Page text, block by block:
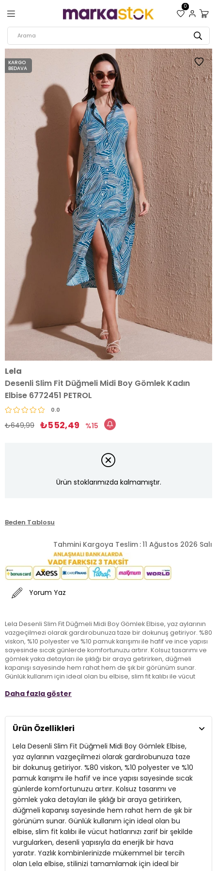
0
KARGO
BEDAVA
Lela
Desenli Slim Fit Düğmeli Midi Boy Gömlek Kadın
Elbise 6772451 PETROL
0.0
₺649,99 ₺552,49 15
Ürün stoklarımızda kalmamıştır.
Beden Tablosu
Tahmini Kargoya Teslim :11 Ağustos 2026 Salı
Yorum Yaz
Lela Desenli Slim Fit Düğmeli Midi Boy Gömlek Elbise, yaz aylarının
vazgeçilmezi olarak gardırobunuza taze bir dokunuş getiriyor. %80
viskon, %10 polyester ve %10 pamuk karışımı ile hafif ve ince yapısı
sayesinde sıcak günlerde komfortunuzu artırır. Kolsuz tasarımı ve
gömlek yaka detayları ile şıklığı bir araya getirirken, düğmeli
kapanışı sayesinde hem rahat hem de şık bir görünüm sunar.
Günlük kullanım için ideal olan bu elbise, slim fit kalıbı ile vücut
bir hava yaratır. Yazlık kombinlerinizde mükemmel bir tercih olan
Model:Elbise
Giyim Tarzı:Günlük/Casual
Desen: Desenli
Mevsim:Yazlık
Materyal: % 80 Viskon % 10 Polyester % 10 Pamuk
Yaka Tipi: Gömlek Yaka
Kapama Şekli:Düğmeli
Kol Tipi:Kolsuz
Uzunluk:Midi
Daha fazla göster
Ürün Özellikleri
Lela Desenli Slim Fit Düğmeli Midi Boy Gömlek Elbise,
yaz aylarının vazgeçilmezi olarak gardırobunuza taze
bir dokunuş getiriyor. %80 viskon, %10 polyester ve %10
pamuk karışımı ile hafif ve ince yapısı sayesinde sıcak
günlerde komfortunuzu artırır. Kolsuz tasarımı ve
gömlek yaka detayları ile şıklığı bir araya getirirken,
düğmeli kapanışı sayesinde hem rahat hem de şık bir
görünüm sunar. Günlük kullanım için ideal olan bu
elbise, slim fit kalıbı ile vücut hatlarınızı zarif bir şekilde
vurgularken, desenli yapısıyla da enerjik bir hava
yaratır. Yazlık kombinlerinizde mükemmel bir tercih
olan Lela elbise, stilinizi tamamlamak için ideal bir